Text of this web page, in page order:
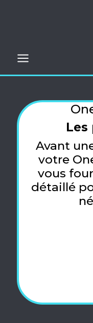
Les
Avant
votre
vous
détaillé